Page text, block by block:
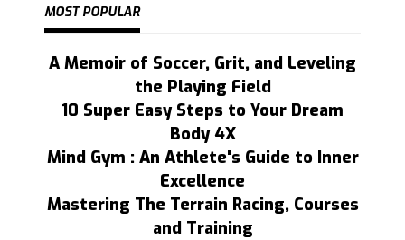
MOST POPULAR
A Memoir of Soccer, Grit, and Leveling
the Playing Field
10 Super Easy Steps to Your Dream
Body 4X
Mind Gym : An Athlete's Guide to Inner
Excellence
Mastering The Terrain Racing, Courses
and Training